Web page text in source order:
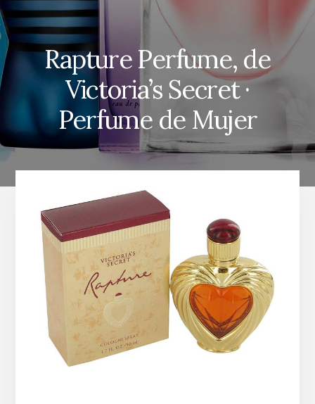
Rapture Perfume, de
Victoria’s Secret ·
Perfume de Mujer